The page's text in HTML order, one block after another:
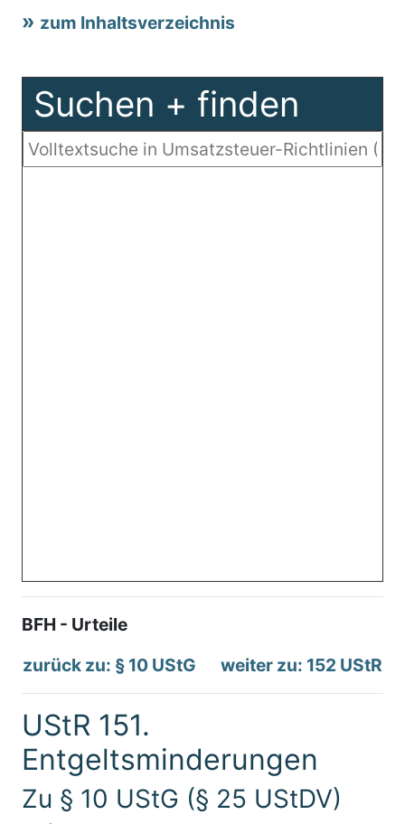
zum Inhaltsverzeichnis
Suchen + finden
BFH - Urteile
zurück zu: § 10 UStG
weiter zu: 152 UStR
UStR 151.
Entgeltsminderungen
Zu § 10 UStG (§ 25 UStDV)